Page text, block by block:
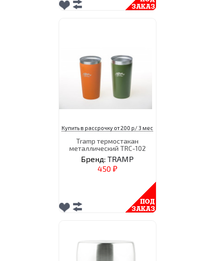
Купить в рассрочку от 200 р/ 3 мес
Tramp термостакан
металлический TRC-102
Бренд: TRAMP
450 ₽